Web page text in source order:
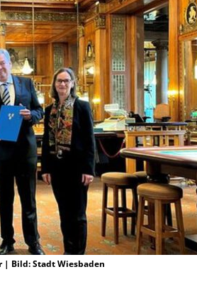
Bild: Stadt Wiesbaden